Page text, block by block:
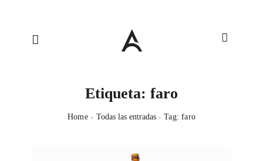
Etiqueta: faro
Home Todas las entradas Tag: faro